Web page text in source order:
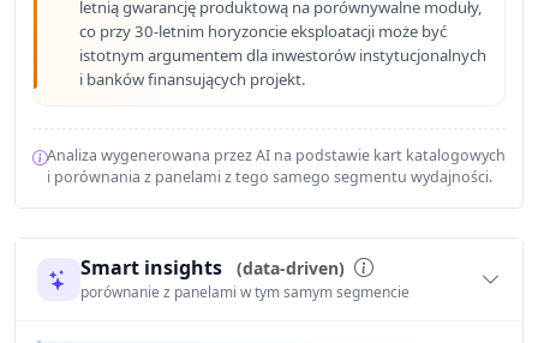
letnią gwarancję produktową na porównywalne moduły,
co przy 30-letnim horyzoncie eksploatacji może być
istotnym argumentem dla inwestorów instytucjonalnych
i banków finansujących projekt.
Analiza wygenerowana przez AI na podstawie kart katalogowych
i porównania z panelami z tego samego segmentu wydajności.
Smart insights (data-driven)
porównanie z panelami w tym samym segmencie